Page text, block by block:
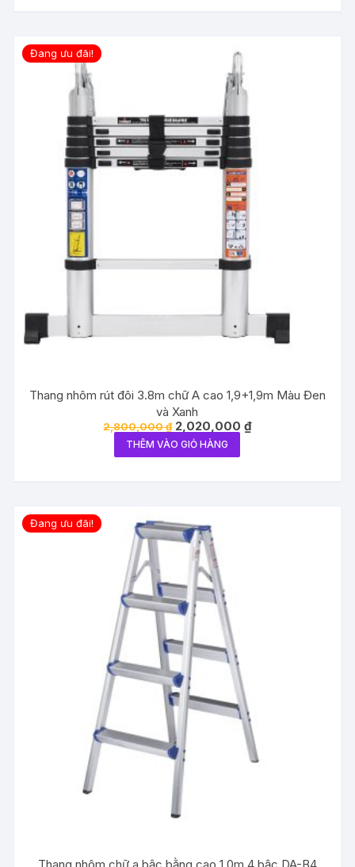
Đang ưu đãi!
Thang nhôm rút đôi 3.8m chữ A cao 1,9+1,9m Màu Đen
và Xanh
2,800,000₫ Giá
gốc
là:
2,800,000 ₫.
2,020,000₫Giá
hiện
THÊM VÀO GIỎ HÀNG
Đang ưu đãi!